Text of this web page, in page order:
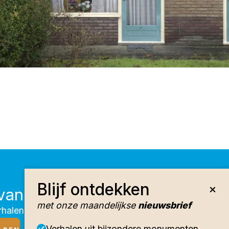
onze nieuwsbrief
activiteiten en huuraanbod
Blijf ontdekken
met onze maandelijkse nieuwsbrief